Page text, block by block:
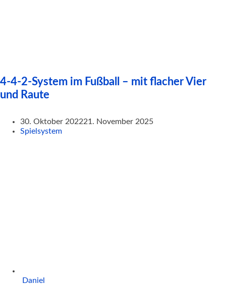
4-4-2-System im Fußball – mit flacher Vier
und Raute
30. Oktober 202221. November 2025
Spielsystem
Daniel